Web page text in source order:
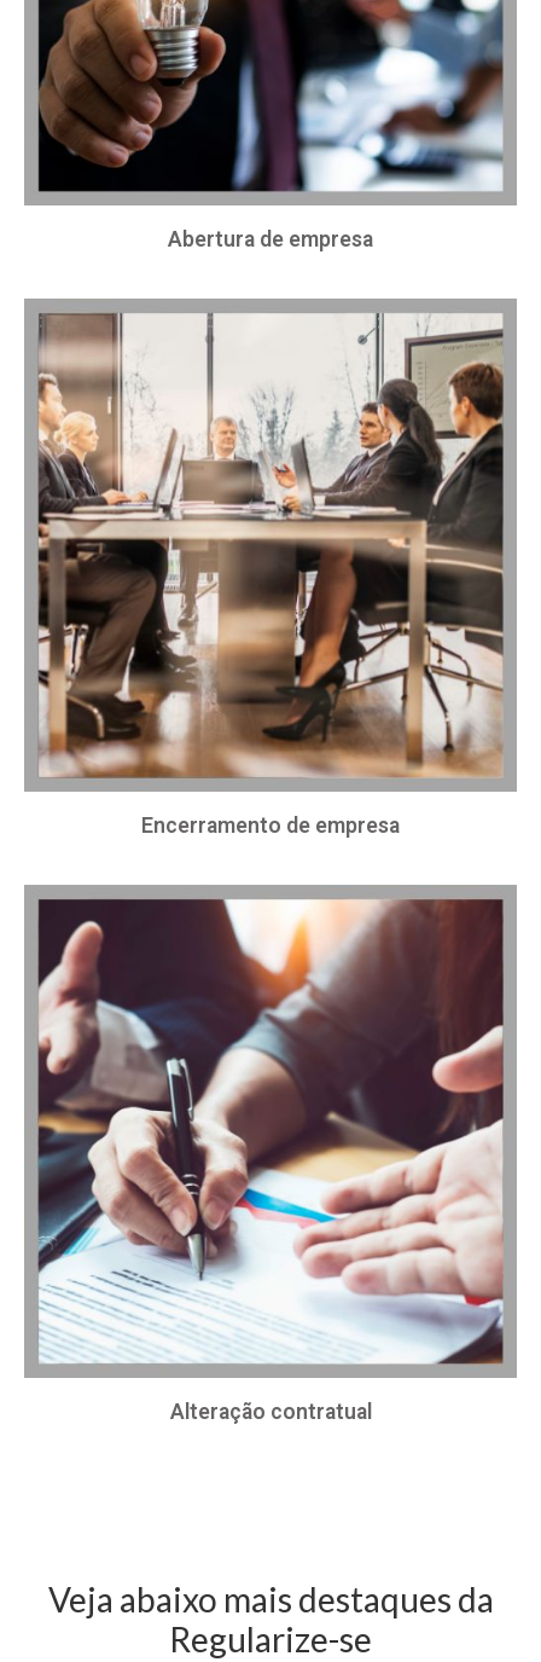
Abertura de empresa
Encerramento de empresa
Alteração contratual
Veja abaixo mais destaques da
Regularize-se